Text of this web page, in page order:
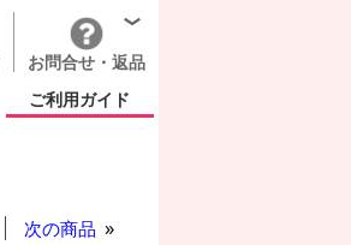
お問合せ・返品
ご利用ガイド
次の商品